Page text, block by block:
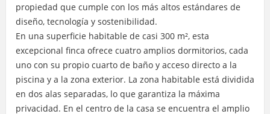
propiedad que cumple con los más altos estándares de
diseño, tecnología y sostenibilidad.
En una superficie habitable de casi 300 m², esta
excepcional finca ofrece cuatro amplios dormitorios, cada
uno con su propio cuarto de baño y acceso directo a la
piscina y a la zona exterior. La zona habitable está dividida
en dos alas separadas, lo que garantiza la máxima
privacidad. En el centro de la casa se encuentra el amplio